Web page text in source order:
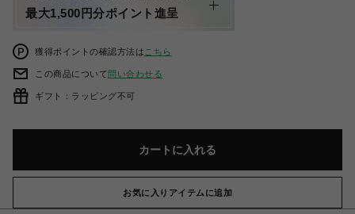
最大1,500円分ポイント進呈
獲得ポイントの確認方法は こちら
この商品について問い合わせる
ギフト：ラッピング不可
カートに入れる
お気に入りアイテムに追加